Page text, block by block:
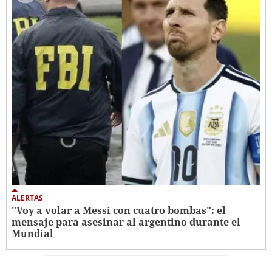
ALERTAS
"Voy a volar a Messi con cuatro bombas": el
mensaje para asesinar al argentino durante el
Mundial